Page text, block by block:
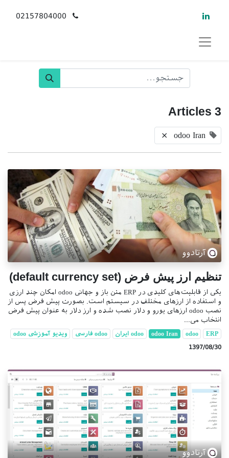
02157804000
3 Articles
odoo Iran
×
آرتادوو
تنظیم ارز پیش فرض (default currency set)
یکی از قابلیت‌های کلیدی در ERP متن باز و جهانی odoo امکان چند ارزی
و استفاده از ارزهای مختلف در سیستم است. بصورت پیش فرض پس از
نصب odoo ارزهای یورو و دلار نصب شده و ارز دلار به عنوان پیش فرض
انتخاب می...
ERP
odoo
odoo Iran odoo ایران odoo فارسی ویدیو آموزشی odoo
1397/08/30
آرتادوو